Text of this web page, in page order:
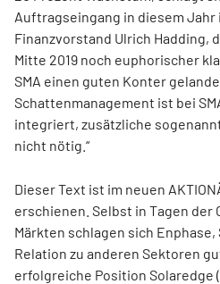
Auftragseingang in diesem Jahr
Finanzvorstand Ulrich Hadding,
Mitte 2019 noch euphorischer
SMA einen guten Konter
Schattenmanagement ist bei
integriert, zusätzliche
nicht nötig.“
Dieser Text ist im neuen
erschienen. Selbst in Tagen der
Märkten schlagen sich Enphase,
Relation zu anderen Sektoren
erfolgreiche Position Solaredge